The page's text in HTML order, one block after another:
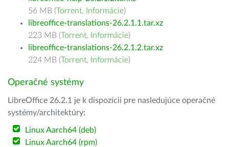
56 MB (Torrent, Informácie)
libreoffice-translations-26.2.1.1.tar.xz
223 MB (Torrent, Informácie)
libreoffice-translations-26.2.1.2.tar.xz
224 MB (Torrent, Informácie)
Operačné systémy
LibreOffice 26.2.1 je k dispozícii pre nasledujúce operačné
systémy/architektúry:
Linux Aarch64 (deb)
Linux Aarch64 (rpm)